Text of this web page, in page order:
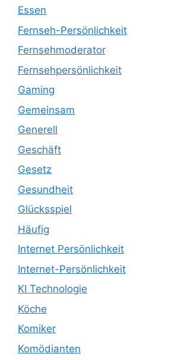
Essen
Fernseh-Persönlichkeit
Fernsehmoderator
Fernsehpersönlichkeit
Gaming
Gemeinsam
Generell
Geschäft
Gesetz
Gesundheit
Glücksspiel
Häufig
Internet Persönlichkeit
Internet-Persönlichkeit
KI Technologie
Köche
Komiker
Komödianten